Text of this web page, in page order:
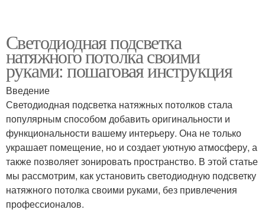
Светодиодная подсветка
натяжного потолка своими
руками: пошаговая инструкция
Введение
Светодиодная подсветка натяжных потолков стала
популярным способом добавить оригинальности и
функциональности вашему интерьеру. Она не только
украшает помещение, но и создает уютную атмосферу, а
также позволяет зонировать пространство. В этой статье
мы рассмотрим, как установить светодиодную подсветку
натяжного потолка своими руками, без привлечения
профессионалов.